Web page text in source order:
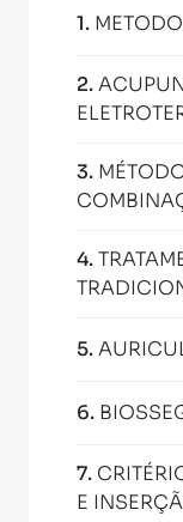
1.
2.
3.
4.
5.
6.
7.
E